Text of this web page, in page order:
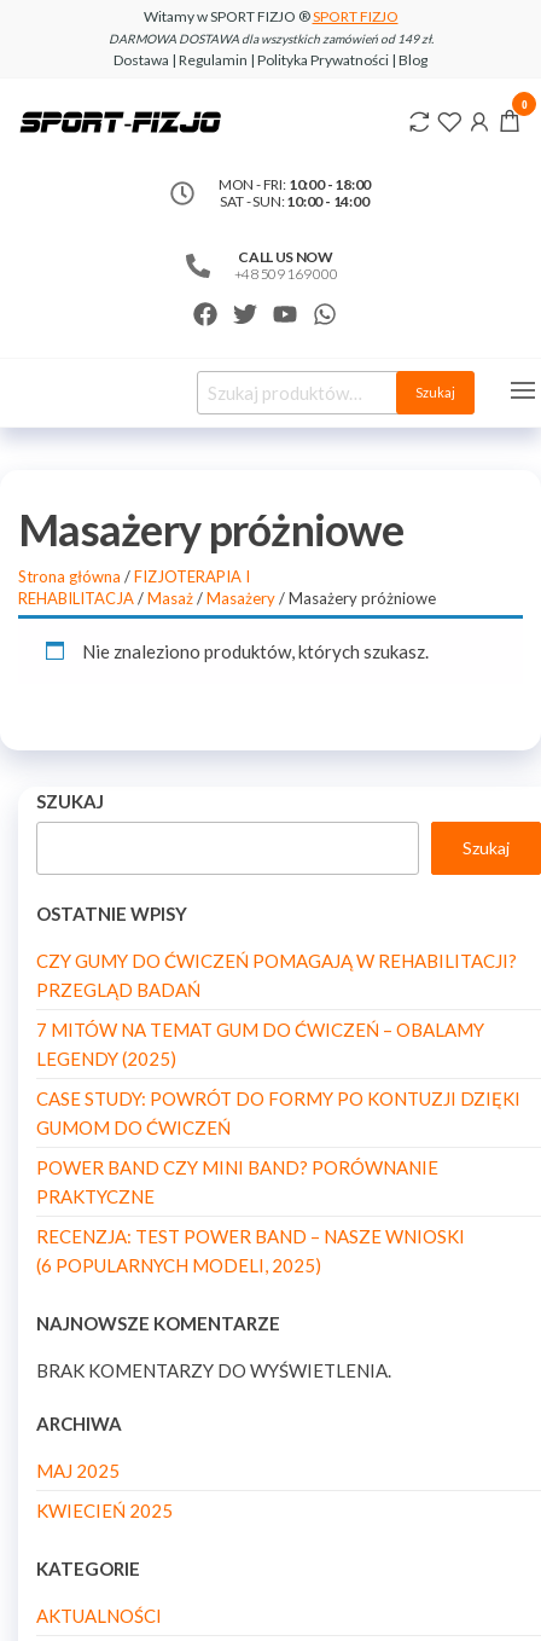
Witamy w SPORT FIZJO ®SPORT FIZJO
DARMOWA DOSTAWA dla wszystkich zamówień od 149 zł.
Dostawa | Regulamin | Polityka Prywatności | Blog
www.sport-
MON - FRI: 10:00 - 18:00
SAT - SUN:10:00 - 14:00
CALL US NOW
+48 509 169 000
0
Szukaj
Masażery próżniowe
Strona główna /FIZJOTERAPIA I
REHABILITACJA/Masaż/Masażery/ Masażery próżniowe
Nie znaleziono produktów, których szukasz.
SZUKAJ
Szukaj
OSTATNIE WPISY
CZY GUMY DO ĆWICZEŃ POMAGAJĄ W REHABILITACJI?
PRZEGLĄD BADAŃ
7 MITÓW NA TEMAT GUM DO ĆWICZEŃ – OBALAMY
LEGENDY (2025)
CASE STUDY: POWRÓT DO FORMY PO KONTUZJI DZIĘKI
GUMOM DO ĆWICZEŃ
POWER BAND CZY MINI BAND? PORÓWNANIE
PRAKTYCZNE
RECENZJA: TEST POWER BAND – NASZE WNIOSKI
(6 POPULARNYCH MODELI, 2025)
NAJNOWSZE KOMENTARZE
BRAK KOMENTARZY DO WYŚWIETLENIA.
ARCHIWA
MAJ 2025
KWIECIEŃ 2025
KATEGORIE
AKTUALNOŚCI